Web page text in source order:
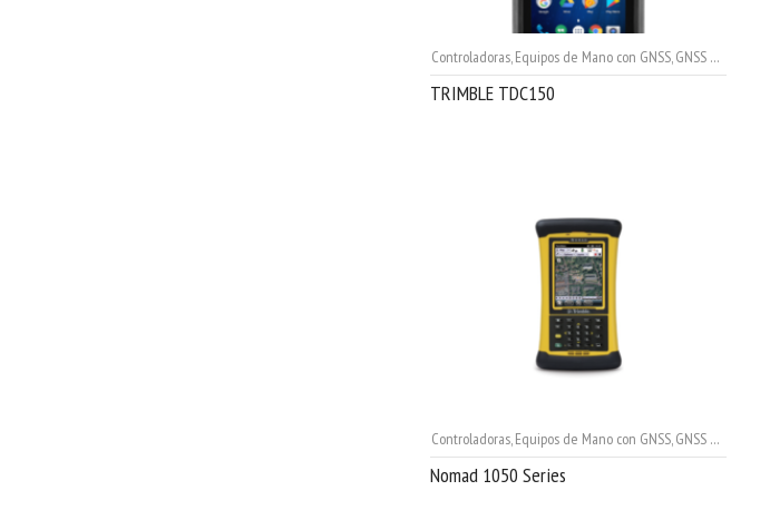
Controladoras,Equipos de Mano con GNSS,GNSS Topográficos
TRIMBLE TDC150
Controladoras,Equipos de Mano con GNSS,GNSS Cartográficos
Nomad 1050 Series